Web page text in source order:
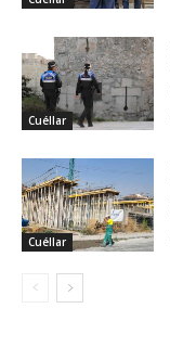
Cuéllar
Cuéllar